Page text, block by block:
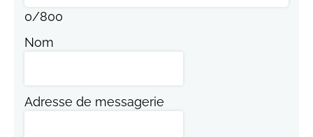
0/800
Nom
Adresse de messagerie